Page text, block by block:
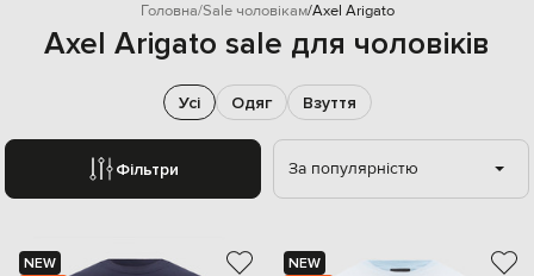
Головна Sale чоловікам Axel Arigato
Axel Arigato sale для чоловіків
Фільтри
Усі Одяг Взуття
За популярністю
NEW
NEW